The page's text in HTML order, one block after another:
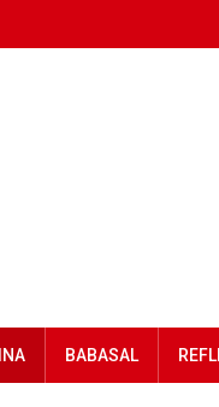
BABASAL